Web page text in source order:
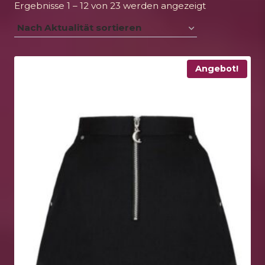
Ergebnisse 1 – 12 von 23 werden angezeigtNach
Angebot!